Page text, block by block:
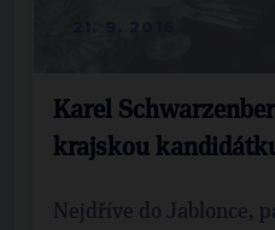
Karel
krajskou
Nejdříve do Jablonce,